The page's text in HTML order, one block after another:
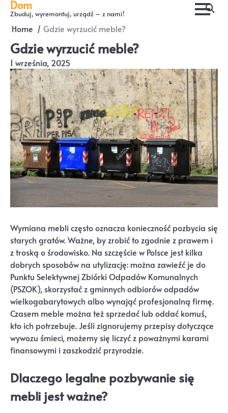
Skip
content
Dom
Zbuduj, wyremontuj, urządź – z nami!
Home Gdzie wyrzucić meble?
Gdzie wyrzucić meble?
1 września, 2025
Wymiana mebli często oznacza konieczność pozbycia się
starych gratów. Ważne, by zrobić to zgodnie z prawem i
z troską o środowisko. Na szczęście w Polsce jest kilka
dobrych sposobów na utylizację: można zawieźć je do
Punktu Selektywnej Zbiórki Odpadów Komunalnych
(PSZOK), skorzystać z gminnych odbiorów odpadów
wielkogabarytowych albo wynająć profesjonalną firmę.
Czasem meble można też sprzedać lub oddać komuś,
kto ich potrzebuje. Jeśli zignorujemy przepisy dotyczące
wywozu śmieci, możemy się liczyć z poważnymi karami
finansowymi i zaszkodzić przyrodzie.
Dlaczego legalne pozbywanie się
mebli jest ważne?